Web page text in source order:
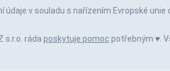
údaje v souladu s nařízením Evropské unie
s.r.o. ráda poskytuje pomoc potřebným ♥️.